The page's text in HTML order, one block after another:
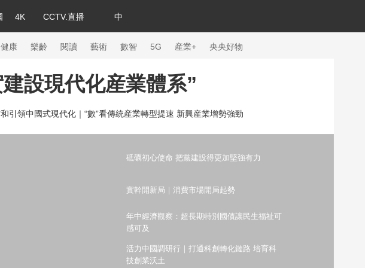
4K CCTV.直播 中
天天學習
視影音
健康 樂齡 閱讀 藝術 數智 5G 産業+ 央央好物
設現代化産業體系”
引領中國式現代化｜ “數”看傳統産業轉型提速 新興産業增勢強勁
砥礪初心使命 把黨建設得更加堅強有力
實幹開新局｜消費市場開局起勢
年中經濟觀察：超長期特別國債讓民生福祉可
感可及
活力中國調研行｜打通科創轉化鏈路 培育科
技創業沃土